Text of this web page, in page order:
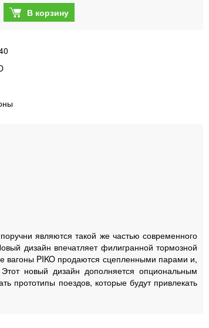
являются такой же частью современного
дизайн впечатляет филигранной тормозной
вагоны PIKO продаются сцепленными парами и,
новый дизайн дополняется опциональным
поездов, которые будут привлекать